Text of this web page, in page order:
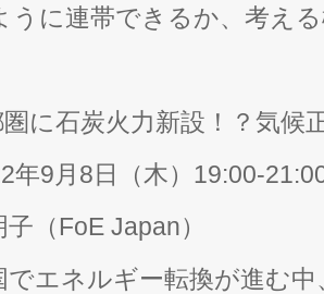
うに連帯できるか、考え
に石炭火力新設！？気候
年9月8日（木）19:00-
（FoE Japan）
でエネルギー転換が進む